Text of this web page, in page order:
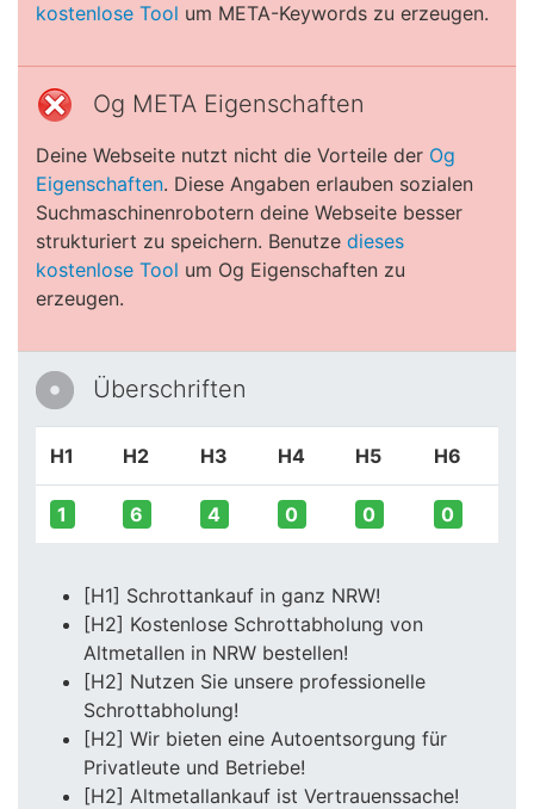
kostenlose Tool um META-Keywords zu erzeugen.
Og META Eigenschaften
Deine Webseite nutzt nicht die Vorteile der Og
Eigenschaften. Diese Angaben erlauben sozialen
Suchmaschinenrobotern deine Webseite besser
strukturiert zu speichern. Benutze dieses
kostenlose Tool um Og Eigenschaften zu
erzeugen.
Überschriften
H1 H2 H3 H4 H5 H6
1 6 4 0 0 0
[H1] Schrottankauf in ganz NRW!
[H2] Kostenlose Schrottabholung von
Altmetallen in NRW bestellen!
[H2] Nutzen Sie unsere professionelle
Schrottabholung!
[H2] Wir bieten eine Autoentsorgung für
Privatleute und Betriebe!
[H2] Altmetallankauf ist Vertrauenssache!